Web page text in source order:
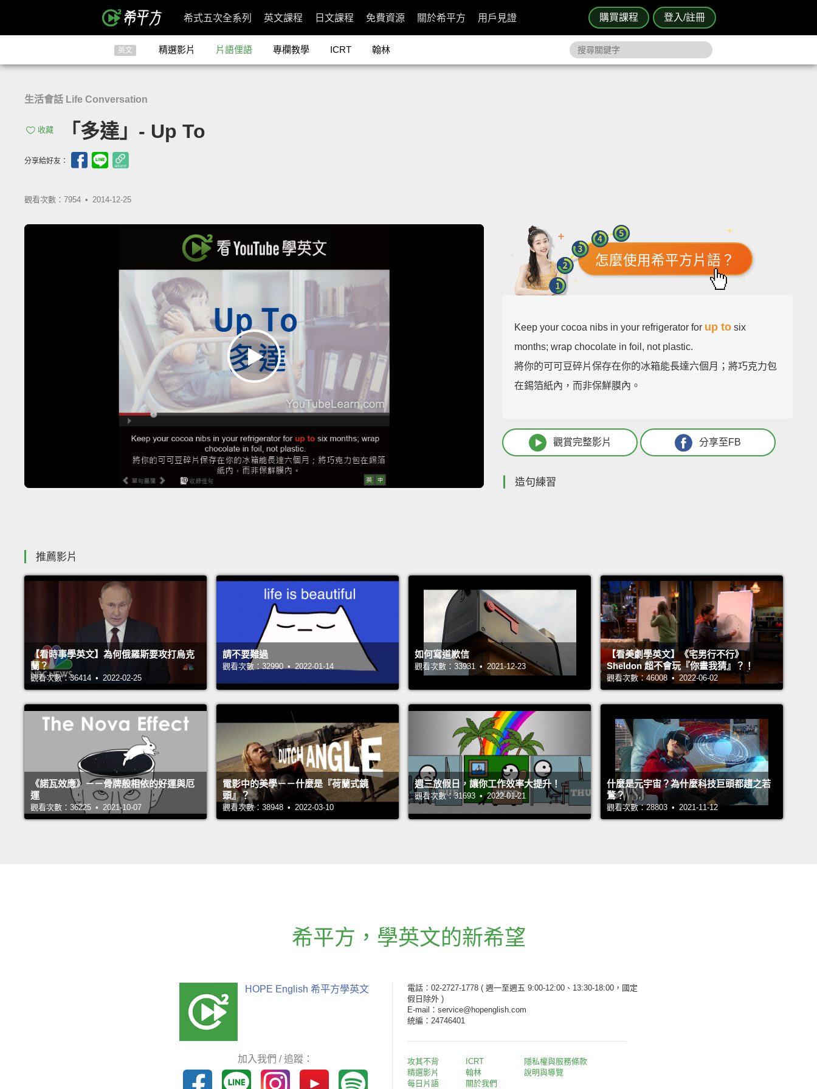
購買課程 登入/註冊
希式五次全系列 英文課程 日文課程 免費資源 關於希平方 用戶見證
英文 精選影片 片語俚語 專欄教學 ICRT 翰林
生活會話 Life Conversation
收藏 「多達」- Up To
分享給好友：
觀看次數：7954 • 2014-12-25
怎麼使用希平方片語？
Keep your cocoa nibs in your refrigerator for up to six
months; wrap chocolate in foil, not plastic.
將你的可可豆碎片保存在你的冰箱能長達六個月；將巧克力包
在錫箔紙內，而非保鮮膜內。
觀賞完整影片 分享至FB
造句練習
推薦影片
【看時事學英文】為何俄羅斯要攻打烏克
蘭？
觀看次數：36414 • 2022-02-25
請不要難過
觀看次數：32990 • 2022-01-14
如何寫道歉信
觀看次數：33931 • 2021-12-23
【看美劇學英文】《宅男行不行》
Sheldon 超不會玩『你畫我猜』？！
觀看次數：46008 • 2022-06-02
《諾瓦效應》－－骨牌般相依的好運與厄
運
觀看次數：36225 • 2021-10-07
電影中的美學－－什麼是『荷蘭式鏡
頭』？
觀看次數：38948 • 2022-03-10
週三放假日，讓你工作效率大提升！
觀看次數：31693 • 2022-01-21
什麼是元宇宙？為什麼科技巨頭都趨之若
鶩？
觀看次數：28803 • 2021-11-12
希平方 ， 學英文的新希望
HOPE English 希平方學英文
加入我們 / 追蹤：
電話：02-2727-1778 ( 週一至週五 9:00-12:00、13:30-18:00，國定
假日除外 )
E-mail：service@hopenglish.com
統編：24746401
攻其不背
精選影片
每日片語
ICRT
翰林
關於我們
隱私權與服務條款
說明與導覽